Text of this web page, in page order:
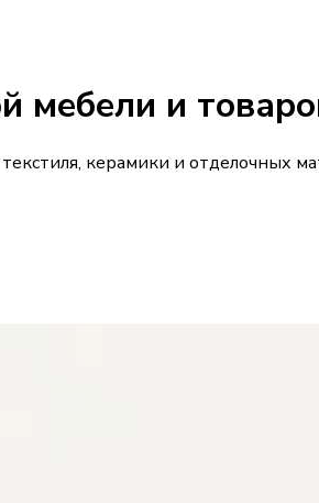
мебели и
керамики и отделочных